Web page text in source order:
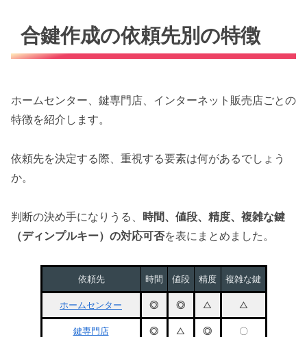
合鍵作成の依頼先別の特徴
ホームセンター、鍵専門店、インターネット販売店ごとの
特徴を紹介します。
依頼先を決定する際、重視する要素は何があるでしょう
か。
判断の決め手になりうる、 時間、値段、精度、複雑な鍵
（ディンプルキー）の対応可否を表にまとめました。
依頼先 時間 値段 精度 複雑な鍵
ホームセンター ◎ ◎ △ △
鍵専門店 ◎ △ ◎ 〇